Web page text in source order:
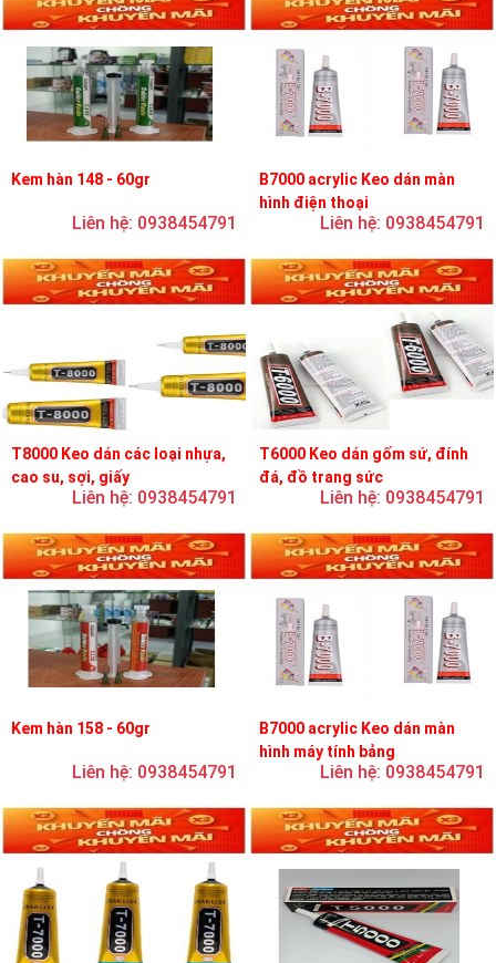
Kem hàn 148 - 60gr
Liên hệ: 0938454791
B7000 acrylic Keo dán màn
hình điện thoại
Liên hệ: 0938454791
T8000 Keo dán các loại nhựa,
cao su, sợi, giấy
Liên hệ: 0938454791
T6000 Keo dán gốm sứ, đính
đá, đồ trang sức
Liên hệ: 0938454791
Kem hàn 158 - 60gr
Liên hệ: 0938454791
B7000 acrylic Keo dán màn
hình máy tính bảng
Liên hệ: 0938454791